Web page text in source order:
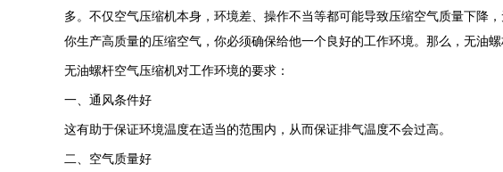
多。不仅空气压缩机本身，环境差、操作不当等都可能导致压缩空气质量下降
你生产高质量的压缩空气，你必须确保给他一个良好的工作环境。那么，无油
无油螺杆空气压缩机对工作环境的要求：
一、通风条件好
这有助于保证环境温度在适当的范围内，从而保证排气温度不会过高。
二、空气质量好